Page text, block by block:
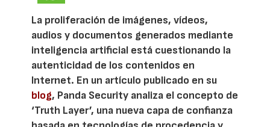
La proliferación de imágenes, vídeos,
audios y documentos generados mediante
inteligencia artificial está cuestionando la
autenticidad de los contenidos en
Internet. En un artículo publicado en su
blog, Panda Security analiza el concepto de
‘Truth Layer’, una nueva capa de confianza